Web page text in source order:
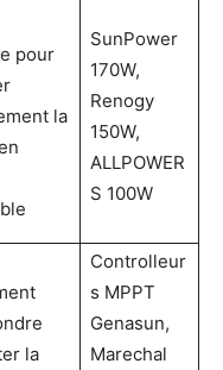
pour
la
SunPower
170W,
Renogy
150W,
ALLPOWER
S 100W
la
Controlleur
s MPPT
Genasun,
Marechal